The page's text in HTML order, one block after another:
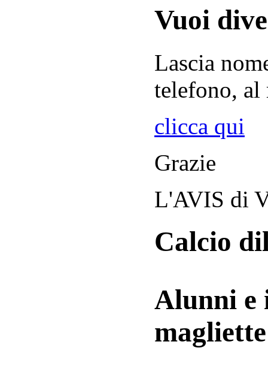
Vuoi
Lascia
telefono, al
clicca qui
Grazie
L'AVIS di
Calcio
Alunni e